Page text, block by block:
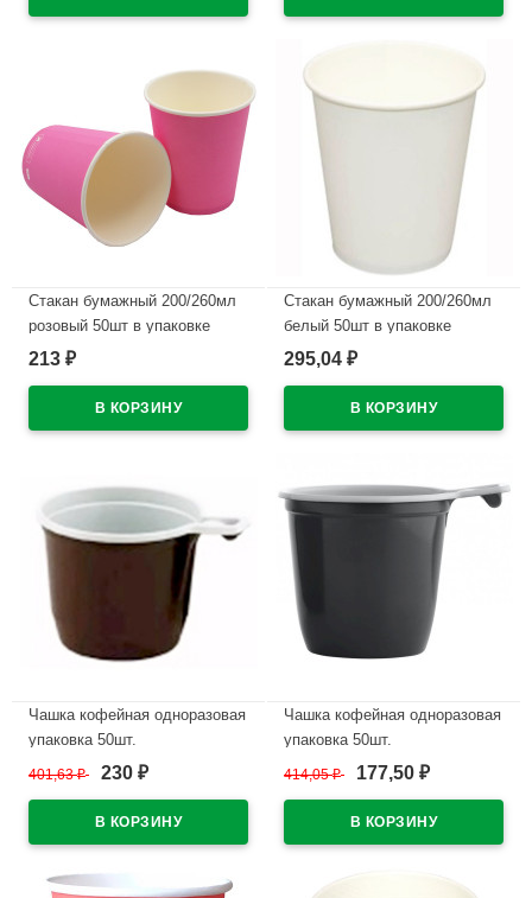
Стакан бумажный 200/260мл
розовый 50шт в упаковке
В наличии
213 ₽
Стакан бумажный 200/260мл
белый 50шт в упаковке
В наличии
295,04 ₽
Чашка кофейная одноразовая
упаковка 50шт.
В наличии
401,63₽ 230 ₽
Чашка кофейная одноразовая
упаковка 50шт.
В наличии
414,05₽ 177,50 ₽